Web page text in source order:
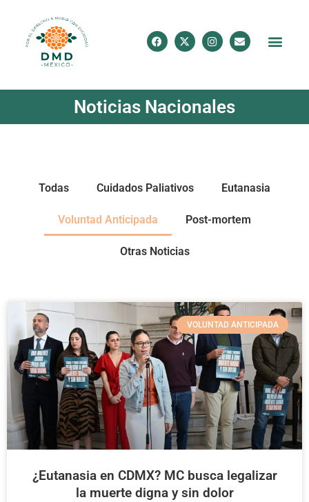
Noticias Nacionales
Todas Cuidados Paliativos Eutanasia
Voluntad Anticipada Post-mortem
Otras Noticias
VOLUNTAD ANTICIPADA
¿Eutanasia en CDMX? MC busca legalizar
la muerte digna y sin dolor